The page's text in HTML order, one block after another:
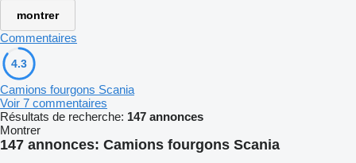
montrer
Commentaires
4.3
Camions fourgons Scania
Voir 7 commentaires
Résultats de recherche: 147 annonces
Montrer
147 annonces: Camions fourgons Scania